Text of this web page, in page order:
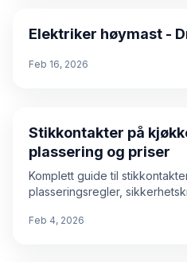
Elektriker høymast -
Feb 16, 2026
Stikkontakter på
plassering og priser
Komplett guide til
plasseringsregler,
kjøkkenrenovering.
Feb 4, 2026